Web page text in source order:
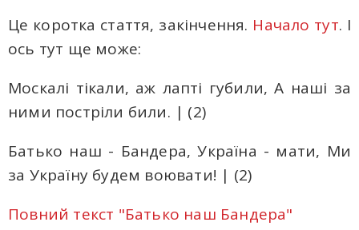
Це коротка стаття, закінчення. Начало тут. І
ось тут ще може:
Москалі тікали, аж лапті губили, А наші за
ними постріли били. | (2)
Батько наш - Бандера, Україна - мати, Ми
за Україну будем воювати! | (2)
Повний текст "Батько наш Бандера"